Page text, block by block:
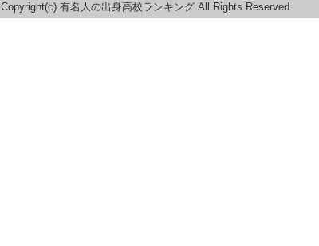
Copyright(c) 有名人の出身高校ランキング All Rights Reserved.